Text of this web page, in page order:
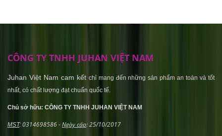
CÔNG TY TNHH JUHAN VIỆT NAM
Juhan Việt Nam cam kết chỉ mang đến những sản phẩm an toàn và tốt
nhất, có chất lượng đạt chuẩn quốc tế.
Chủ sở hữu: CÔNG TY TNHH JUHAN VIỆT NAM
MST: 0314698586 -Ngày cấp: 25/10/2017